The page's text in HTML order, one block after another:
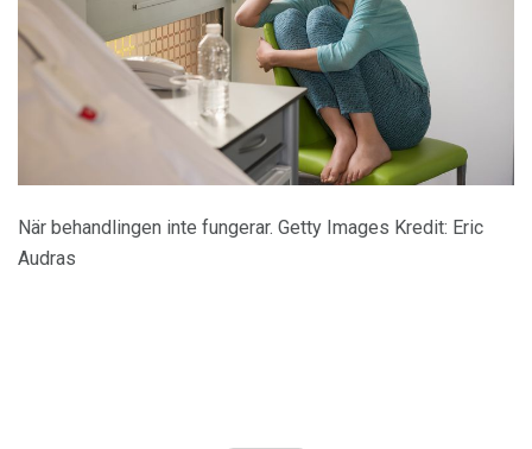
När behandlingen inte fungerar. Getty Images Kredit: Eric
Audras